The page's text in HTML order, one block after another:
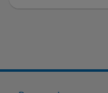
Pet
Saúde E Bem-Estar